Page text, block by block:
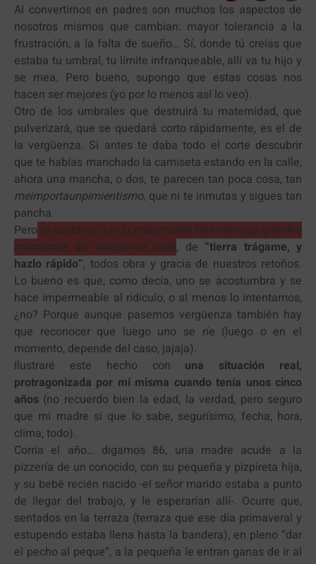
Al convertirnos en padres son muchos los aspectos de
nosotros mismos que cambian: mayor tolerancia a la
frustración, a la falta de sueño… Sí, donde tú creías que
estaba tu umbral, tu límite infranqueable, allí va tu hijo y
se mea. Pero bueno, supongo que estas cosas nos
hacen ser mejores (yo por lo menos así lo veo).
Otro de los umbrales que destruirá tu maternidad, que
pulverizará, que se quedará corto rápidamente, es el de
la vergüenza. Si antes te daba todo el corte descubrir
que te habías manchado la camiseta estando en la calle,
ahora una mancha, o dos, te parecen tan poca cosa, tan
meimportaunpimientismo, que ni te inmutas y sigues tan
pancha.
Pero lo cierto es que la maternidad trae consigo grandes
momentos de vergüenza total, de “tierra trágame, y
hazlo rápido”, todos obra y gracia de nuestros retoños.
Lo bueno es que, como decía, uno se acostumbra y se
hace impermeable al ridículo, o al menos lo intentamos,
¿no? Porque aunque pasemos vergüenza también hay
que reconocer que luego uno se ríe (luego o en el
momento, depende del caso, jajaja).
Ilustraré este hecho con una situación real,
protragonizada por mí misma cuando tenía unos cinco
años (no recuerdo bien la edad, la verdad, pero seguro
que mi madre sí que lo sabe, segurísimo, fecha, hora,
clima, todo).
Corría el año… digamos 86, una madre acude a la
pizzería de un conocido, con su pequeña y pizpireta hija,
y su bebé recién nacido -el señor marido estaba a punto
de llegar del trabajo, y le esperarían allí-. Ocurre que,
sentados en la terraza (terraza que ese día primaveral y
estupendo estaba llena hasta la bandera), en pleno “dar
el pecho al peque”, a la pequeña le entran ganas de ir al